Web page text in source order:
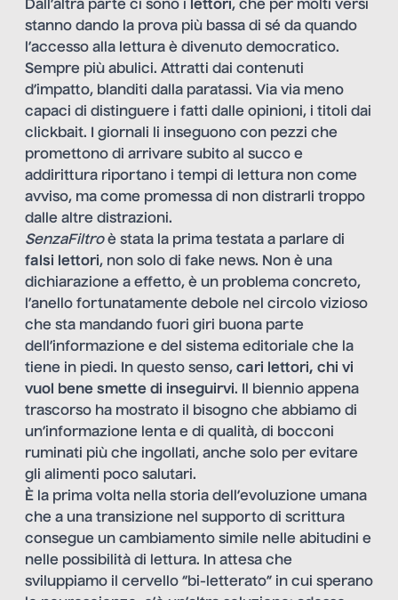
Dall’altra parte ci sono i lettori, che per molti versi
stanno dando la prova più bassa di sé da quando
l’accesso alla lettura è divenuto democratico.
Sempre più abulici. Attratti dai contenuti
d’impatto, blanditi dalla paratassi. Via via meno
capaci di distinguere i fatti dalle opinioni, i titoli dai
clickbait. I giornali li inseguono con pezzi che
promettono di arrivare subito al succo e
addirittura riportano i tempi di lettura non come
avviso, ma come promessa di non distrarli troppo
dalle altre distrazioni.
SenzaFiltroè stata la prima testata a parlare di
falsi lettori, non solo di fake news. Non è una
dichiarazione a effetto, è un problema concreto,
l’anello fortunatamente debole nel circolo vizioso
che sta mandando fuori giri buona parte
dell’informazione e del sistema editoriale che la
tiene in piedi. In questo senso, cari lettori, chi vi
vuol bene smette di inseguirvi. Il biennio appena
trascorso ha mostrato il bisogno che abbiamo di
un’informazione lenta e di qualità, di bocconi
ruminati più che ingollati, anche solo per evitare
gli alimenti poco salutari.
È la prima volta nella storia dell’evoluzione umana
che a una transizione nel supporto di scrittura
consegue un cambiamento simile nelle abitudini e
nelle possibilità di lettura. In attesa che
sviluppiamo il cervello “bi-letterato” in cui sperano